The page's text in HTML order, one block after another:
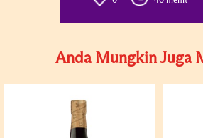
Anda Mungkin Juga